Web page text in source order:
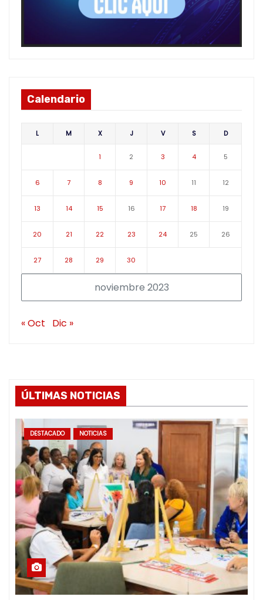
Calendario
noviembre 2023
L M X J V S D
1 2 3 4 5
6 7 8 9 10 11 12
13 14 15 16 17 18 19
20 21 22 23 24 25 26
27 28 29 30
« Oct Dic »
ÚLTIMAS NOTICIAS
DESTACADO NOTICIAS